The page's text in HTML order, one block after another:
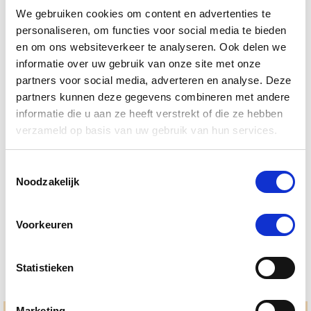
We gebruiken cookies om content en advertenties te
personaliseren, om functies voor social media te bieden
en om ons websiteverkeer te analyseren. Ook delen we
informatie over uw gebruik van onze site met onze
partners voor social media, adverteren en analyse. Deze
partners kunnen deze gegevens combineren met andere
informatie die u aan ze heeft verstrekt of die ze hebben
verzameld op basis van uw gebruik van hun services.
Noodzakelijk
Voorkeuren
Statistieken
4.5
star